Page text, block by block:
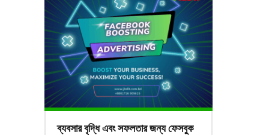
ব্যবসার বৃদ্ধি এবং সফলতার জন্য ফেসবুক